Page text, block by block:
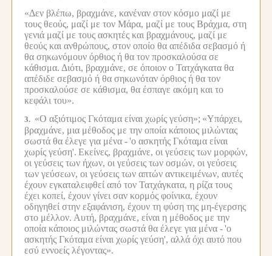
«Δεν βλέπω, βραχμάνε, κανέναν στον κόσμο μαζί με
τους θεούς, μαζί με τον Μάρα, μαζί με τους Βράχμα, στη
γενιά μαζί με τους ασκητές και βραχμάνους, μαζί με
θεούς και ανθρώπους, στον οποίο θα απέδιδα σεβασμό ή
θα σηκωνόμουν όρθιος ή θα τον προσκαλούσα σε
κάθισμα. Διότι, βραχμάνε, σε όποιον ο Τατχάγκατα θα
απέδιδε σεβασμό ή θα σηκωνόταν όρθιος ή θα τον
προσκαλούσε σε κάθισμα, θα έσπαγε ακόμη και το
κεφάλι του».
3. «Ο αξιότιμος Γκόταμα είναι χωρίς γεύση»; «Υπάρχει,
βραχμάνε, μια μέθοδος με την οποία κάποιος μιλώντας
σωστά θα έλεγε για μένα -'ο ασκητής Γκόταμα είναι
χωρίς γεύση'. Εκείνες, βραχμάνε, οι γεύσεις των μορφών,
οι γεύσεις των ήχων, οι γεύσεις των οσμών, οι γεύσεις
των γεύσεων, οι γεύσεις των απτών αντικειμένων, αυτές
έχουν εγκαταλειφθεί από τον Τατχάγκατα, η ρίζα τους
έχει κοπεί, έχουν γίνει σαν κορμός φοίνικα, έχουν
οδηγηθεί στην εξαφάνιση, έχουν τη φύση της μη-έγερσης
στο μέλλον. Αυτή, βραχμάνε, είναι η μέθοδος με την
οποία κάποιος μιλώντας σωστά θα έλεγε για μένα -'ο
ασκητής Γκόταμα είναι χωρίς γεύση', αλλά όχι αυτό που
εσύ εννοείς λέγοντας».